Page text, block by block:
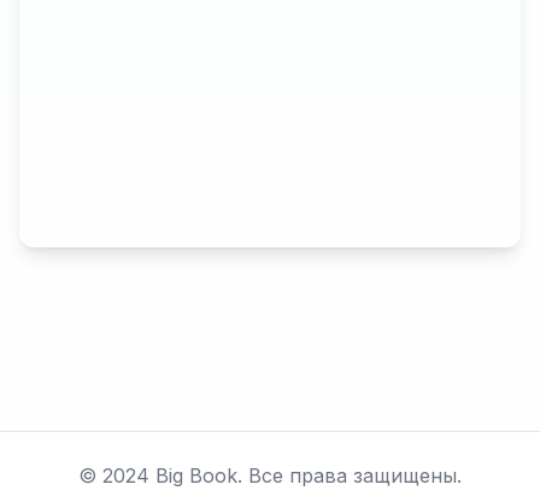
© 2024 Big Book. Все права защищены.